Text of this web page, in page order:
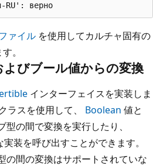
ァイル を使用してカルチャ固有の
。
びブール値からの変換
インターフェイスを実装しま
クラスを使用して、 Boolean 値と
の間で変換を実行したり、
装を呼び出すことができます。
の間の変換はサポートされていな